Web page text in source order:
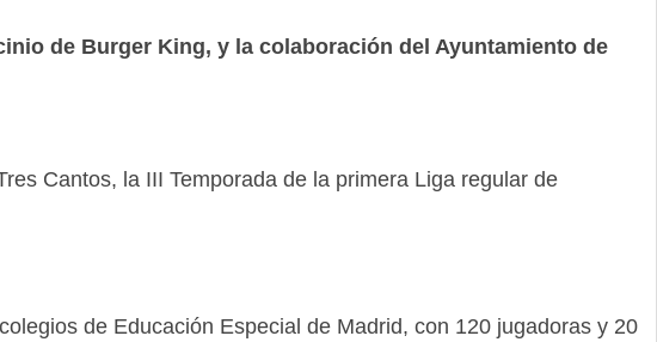
de Burger King, y la colaboración del Ayuntamiento de
Cantos, la III Temporada de la primera Liga regular de
de Educación Especial de Madrid, con 120 jugadoras y 20